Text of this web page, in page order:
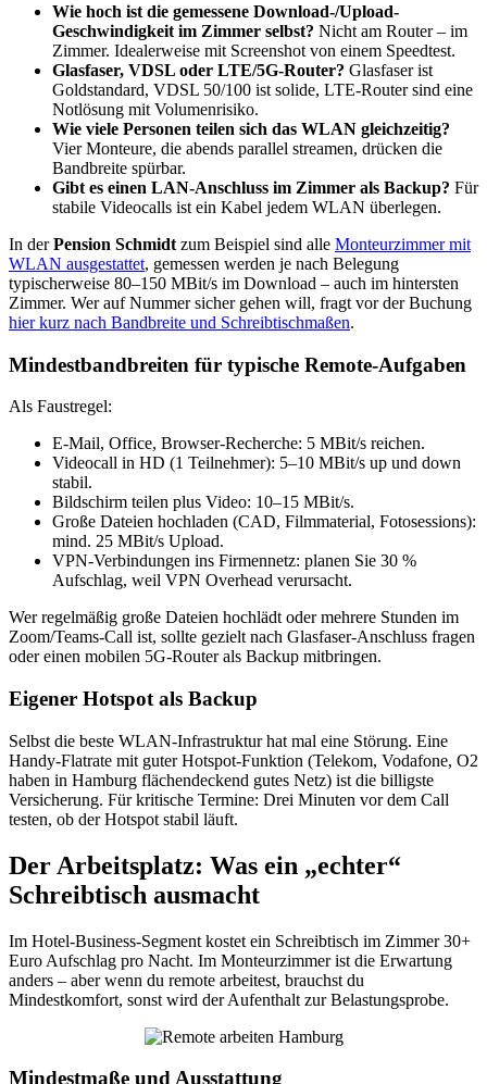
Wie hoch ist die gemessene Download-/Upload-
Geschwindigkeit im Zimmer selbst? Nicht am Router – im
Zimmer. Idealerweise mit Screenshot von einem Speedtest.
Glasfaser, VDSL oder LTE/5G-Router? Glasfaser ist
Goldstandard, VDSL 50/100 ist solide, LTE-Router sind eine
Notlösung mit Volumenrisiko.
Wie viele Personen teilen sich das WLAN gleichzeitig?
Vier Monteure, die abends parallel streamen, drücken die
Bandbreite spürbar.
Gibt es einen LAN-Anschluss im Zimmer als Backup? Für
stabile Videocalls ist ein Kabel jedem WLAN überlegen.
In derPension Schmidt zum Beispiel sind alle Monteurzimmer mit
WLAN ausgestattet, gemessen werden je nach Belegung
typischerweise 80–150 MBit/s im Download – auch im hintersten
Zimmer. Wer auf Nummer sicher gehen will, fragt vor der Buchung
hier kurz nach Bandbreite und Schreibtischmaßen.
Mindestbandbreiten für typische Remote-Aufgaben
Als Faustregel:
E-Mail, Office, Browser-Recherche: 5 MBit/s reichen.
Videocall in HD (1 Teilnehmer): 5–10 MBit/s up und down
stabil.
Bildschirm teilen plus Video: 10–15 MBit/s.
Große Dateien hochladen (CAD, Filmmaterial, Fotosessions):
mind. 25 MBit/s Upload.
VPN-Verbindungen ins Firmennetz: planen Sie 30 %
Aufschlag, weil VPN Overhead verursacht.
Wer regelmäßig große Dateien hochlädt oder mehrere Stunden im
Zoom/Teams-Call ist, sollte gezielt nach Glasfaser-Anschluss fragen
oder einen mobilen 5G-Router als Backup mitbringen.
Eigener Hotspot als Backup
Selbst die beste WLAN-Infrastruktur hat mal eine Störung. Eine
Handy-Flatrate mit guter Hotspot-Funktion (Telekom, Vodafone, O2
haben in Hamburg flächendeckend gutes Netz) ist die billigste
Versicherung. Für kritische Termine: Drei Minuten vor dem Call
testen, ob der Hotspot stabil läuft.
Der Arbeitsplatz: Was ein „echter“
Schreibtisch ausmacht
Im Hotel-Business-Segment kostet ein Schreibtisch im Zimmer 30+
Euro Aufschlag pro Nacht. Im Monteurzimmer ist die Erwartung
anders – aber wenn du remote arbeitest, brauchst du
Mindestkomfort, sonst wird der Aufenthalt zur Belastungsprobe.
Mindestmaße und Ausstattung